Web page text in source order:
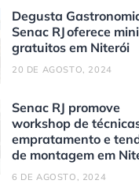
Degusta
Senac RJ oferece
gratuitos em Niterói
20 DE AGOSTO, 2024
Senac RJ promove
workshop de
empratamento e
de montagem em
6 DE AGOSTO, 2024